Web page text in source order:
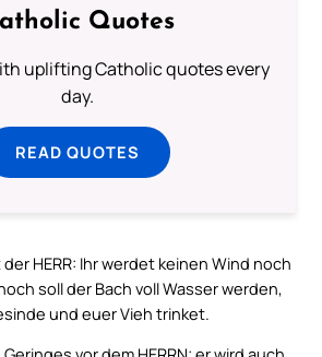
Quotes
uplifting Catholic quotes every
day.
READ QUOTES
HERR: Ihr werdet keinen Wind noch
soll der Bach voll Wasser werden,
und euer Vieh trinket.